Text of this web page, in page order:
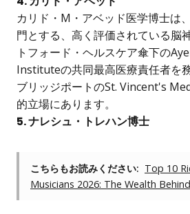
カリド・M・アベッド医学博士は
門とする、高く評価されている脳
トフォード・ヘルスケア傘下の
Instituteの共同最高医療責任者を
ブリッジポートのSt. Vincent's
的立場にあります。
5. ナレシュ・トレハン博士
こちらもお読みください: Top 10
Musicians 2026: The Wealth